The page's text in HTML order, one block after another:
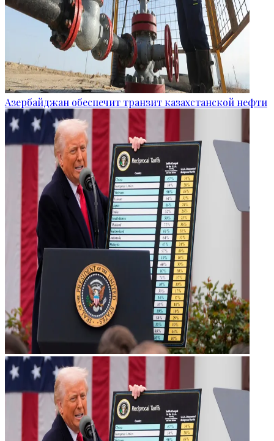
Азербайджан обеспечит транзит казахстанской нефти